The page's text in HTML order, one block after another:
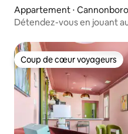
Appartement ⋅
gh
Détendez-vous en jouant
Coup de cœur voyageurs
Coup de cœur voyageurs